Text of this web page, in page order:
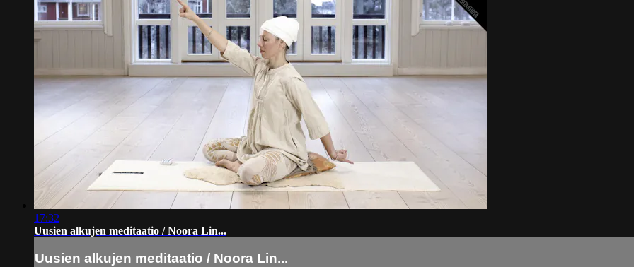
17:32
Uusien alkujen meditaatio / Noora Lin...
Uusien alkujen meditaatio / Noora Lin...